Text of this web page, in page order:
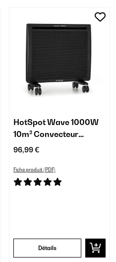
HotSpot Wave 1000W
10m² Convecteur
Électrique Noir
96,99 €
Fiche produit (PDF)
Détails